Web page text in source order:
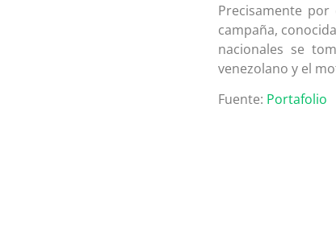
Precisamente
campaña,
nacionales se
venezolano y el
Fuente: Portafolio